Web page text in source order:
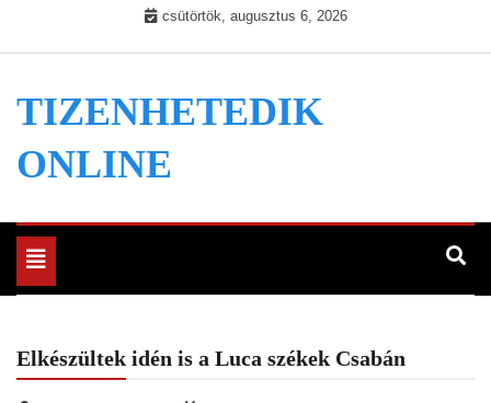
csütörtök, augusztus 6, 2026
TIZENHETEDIK
ONLINE
Toggle
navigation
Elkészültek idén is a Luca székek Csabán